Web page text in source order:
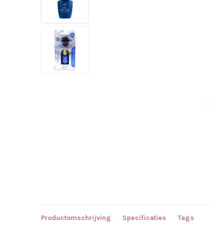
Productomschrijving Specificaties Tags